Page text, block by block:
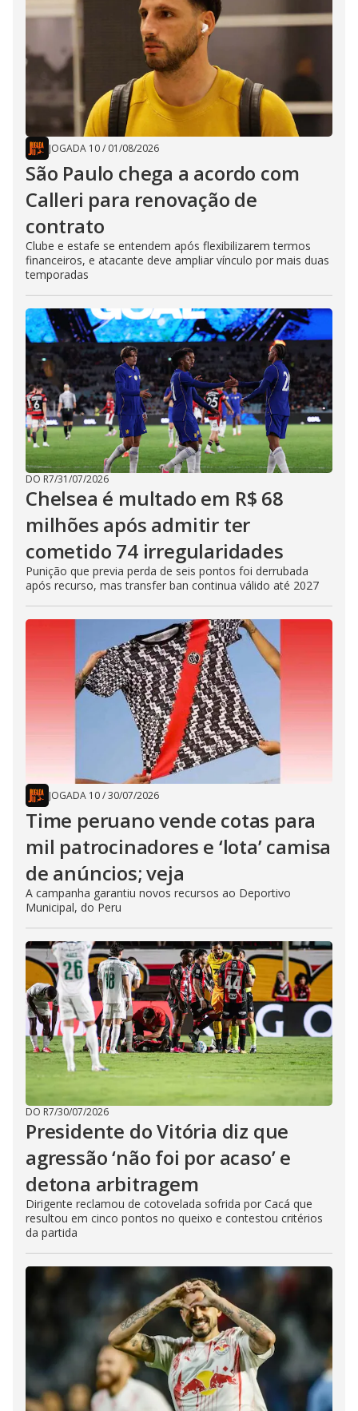
JOGADA 10/ 01/08/2026
São Paulo chega a acordo com
Calleri para renovação de
contrato
Clube e estafe se entendem após flexibilizarem termos
financeiros, e atacante deve ampliar vínculo por mais duas
temporadas
DO R7/31/07/2026
Chelsea é multado em R$ 68
milhões após admitir ter
cometido 74 irregularidades
Punição que previa perda de seis pontos foi derrubada
após recurso, mas transfer ban continua válido até 2027
JOGADA 10/30/07/2026
Time peruano vende cotas para
mil patrocinadores e ‘lota’ camisa
de anúncios; veja
A campanha garantiu novos recursos ao Deportivo
Municipal, do Peru
DO R7/30/07/2026
Presidente do Vitória diz que
agressão ‘não foi por acaso’ e
detona arbitragem
Dirigente reclamou de cotovelada sofrida por Cacá que
resultou em cinco pontos no queixo e contestou critérios
da partida